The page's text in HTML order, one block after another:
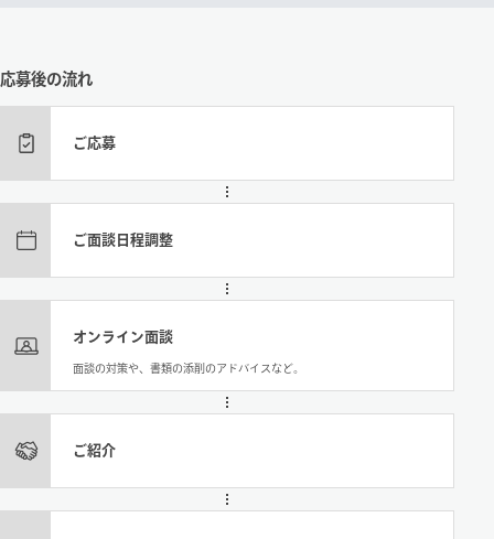
応募後の流れ
ご応募
ご面談日程調整
オンライン面談
面談の対策や、書類の添削のアドバイスなど。
ご紹介